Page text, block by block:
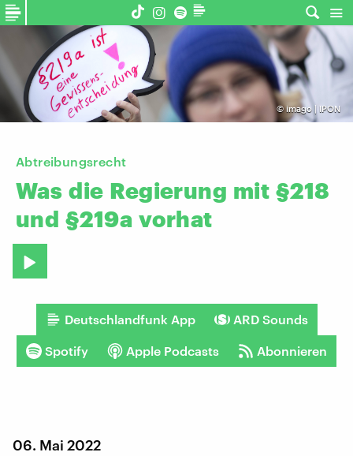
©imago | IPON
Abtreibungsrecht
Was die Regierung mit §218
und §219a vorhat
Deutschlandfunk App ARD Sounds
Spotify Apple Podcasts Abonnieren
06. Mai 2022